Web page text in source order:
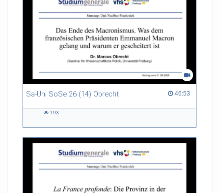
Sa-Uni SoSe 26 (14) Obrecht 46:53
46:53 duration
193